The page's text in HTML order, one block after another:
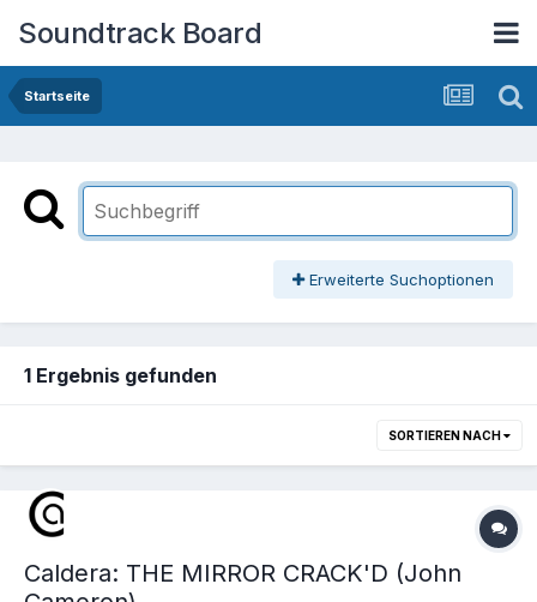
Soundtrack Board
Startseite
Erweiterte Suchoptionen
1 Ergebnis gefunden
SORTIEREN NACH
Caldera: THE MIRROR CRACK'D (John